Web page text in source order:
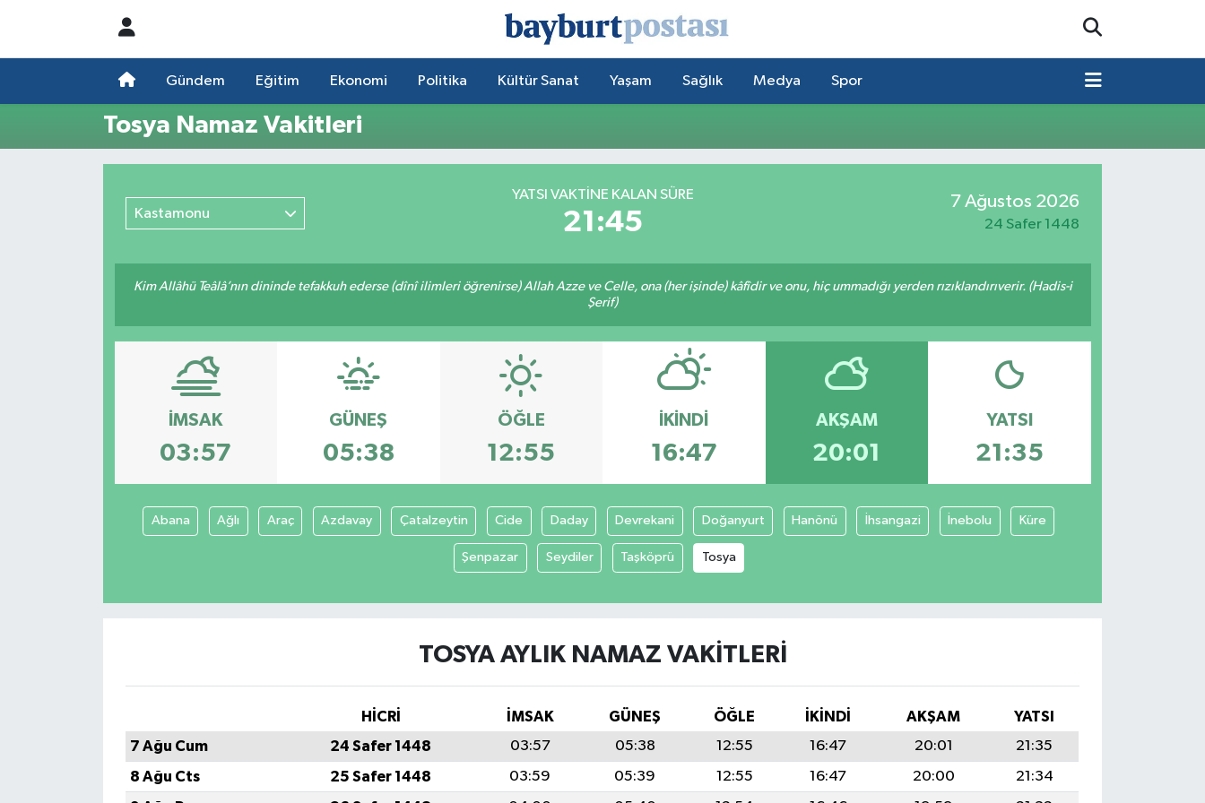
Gündem Eğitim Ekonomi Politika Kültür Sanat Yaşam Sağlık Medya Spor
Tosya Namaz Vakitleri
Kastamonu
YATSI VAKTİNE KALAN SÜRE
21:45
7 Ağustos 2026
24 Safer 1448
Kim Allâhü Teâlâ’nın dininde tefakkuh ederse (dînî ilimleri öğrenirse) Allah Azze ve Celle, ona (her işinde) kâfîdir ve onu, hiç ummadığı yerden rızıklandırıverir. (Hadis-i
Şerif)
İMSAK
03:57
GÜNEŞ
05:38
ÖĞLE
12:55
İKINDI
16:47
AKŞAM
20:01
YATSI
21:35
Abana Ağlı Araç Azdavay Çatalzeytin Cide Daday Devrekani Doğanyurt Hanönü İhsangazi İnebolu Küre
Şenpazar Seydiler Taşköprü Tosya
TOSYA AYLIK NAMAZ VAKITLERI
HİCRİ İMSAK GÜNEŞ ÖĞLE İKINDI AKŞAM
YATSI
7 Ağu Cum
24 Safer 1448 03:57 05:38 12:55 16:47 20:01
21:35
8 Ağu Cts
25 Safer 1448 03:59 05:39 12:55 16:47 20:00
21:34
Hava Durumu
Trafik Durumu
Son Dakika Haberleri